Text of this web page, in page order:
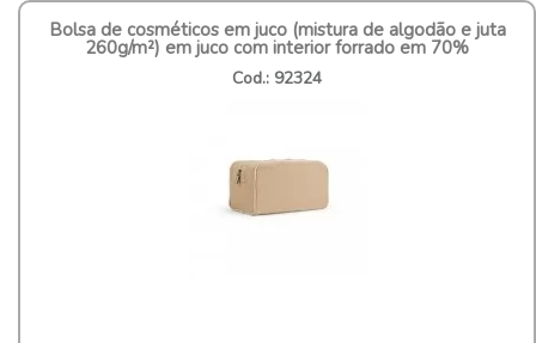
Bolsa de cosméticos em juco (mistura de algodão e juta
260g/m²) em juco com interior forrado em 70%
Cod.: 92324